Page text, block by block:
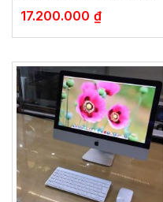
750M 1G – NEW 99%
17.200.000 ₫